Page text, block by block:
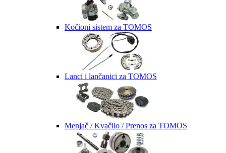
Kočioni sistem za TOMOS
Lanci i lančanici za TOMOS
Menjač / Kvačilo / Prenos za TOMOS